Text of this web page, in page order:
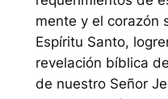
mente y el corazón
Espíritu Santo,
revelación bíblica
de nuestro Señor